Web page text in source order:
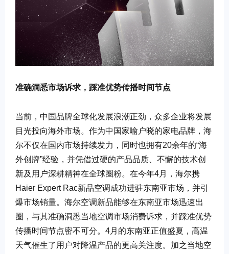
准确洞悉市场诉求，踩准优势传播时间节点
当前，中国品牌全球化发展浪潮正劲，众多企业将发展
目光投向海外市场。作为中国家喻户晓的家电品牌，海
尔不仅在国内市场持续发力，同时也拥有20余年的“海
外创牌”经验，并凭借过硬的产品品质、不懈的技术创
新及用户深耕精神在全球圈粉。在今年4月，海尔携
Haier Expert Rac新品空调成功进驻东南亚市场，并引
爆市场销量。海尔空调新品能够在东南亚市场迅速出
圈，与其准确洞悉当地空调市场消费诉求，并踩准优势
传播时间节点密不可分。4月的东南亚正值盛夏，高温
天气催生了用户对降温产品的更高关注度。加之当地空